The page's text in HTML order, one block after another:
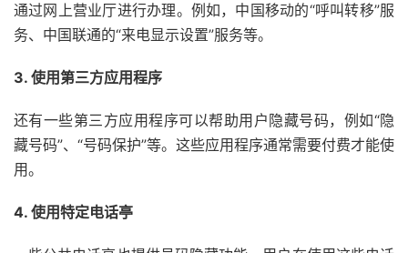
通过网上营业厅进行办理。例如，中国移动的“呼叫转移”服
务、中国联通的“来电显示设置”服务等。
3. 使用第三方应用程序
还有一些第三方应用程序可以帮助用户隐藏号码，例如“隐
藏号码”、“号码保护”等。这些应用程序通常需要付费才能使
用。
4. 使用特定电话亭